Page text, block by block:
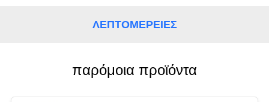
ΛΕΠΤΟΜΈΡΕΙΕΣ
παρόμοια προϊόντα